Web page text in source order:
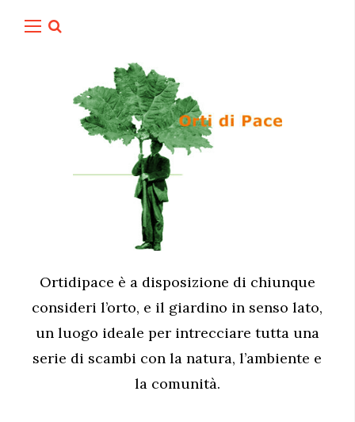
Ortidipace è a disposizione di chiunque
consideri l’orto, e il giardino in senso lato,
un luogo ideale per intrecciare tutta una
serie di scambi con la natura, l’ambiente e
la comunità.